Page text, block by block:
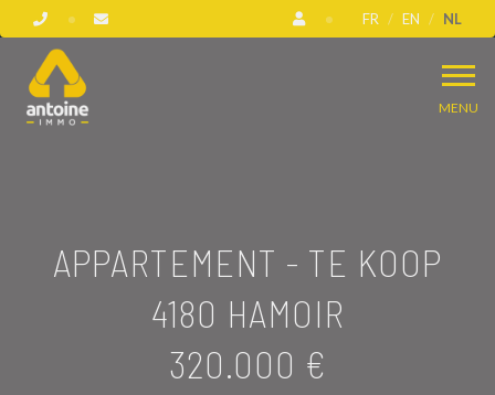
FR EN NL
MENU
APPARTEMENT - TE KOOP
4180 HAMOIR
320.000 €